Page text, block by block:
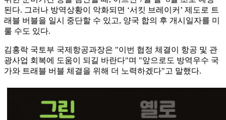
된다. 그러나 방역상황이 악화되면 ‘서킷 브레이커’ 제도로 트
래블 버블을 일시 중단할 수 있고, 양국 합의 후 개시일자를 미
룰 수도 있다.
김홍락 국토부 국제항공과장은 "이번 협정 체결이 항공 및 관
광사업 회복에 도움이 되길 바란다"며 "앞으로도 방역우수 국
가와 트래블 버블 체결을 위해 더 노력하겠다"고 말했다.